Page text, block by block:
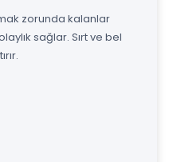
zorunda kalanlar
sağlar. Sırt ve bel